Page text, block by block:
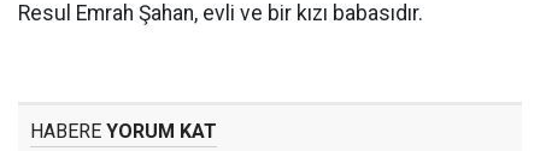
Resul Emrah Şahan, evli ve bir kızı babasıdır.
HABERE YORUM KAT